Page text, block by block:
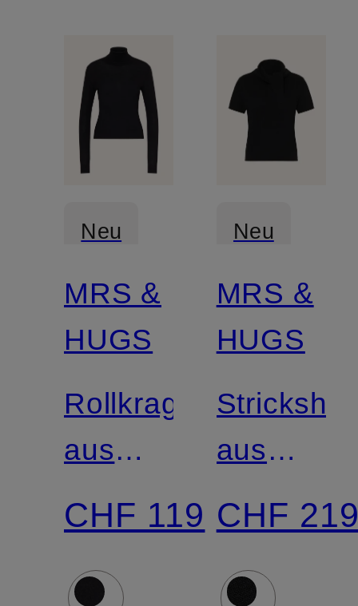
Neu
MRS &
HUGS
Rollkragenpullover
aus
Merinowolle
CHF 119
Neu
Zertifiziert
MRS &
HUGS
Strickshirt
aus
mit
CHF